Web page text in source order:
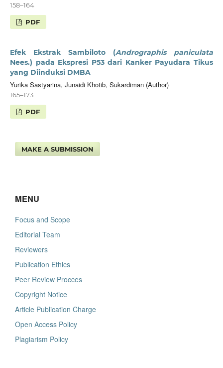
158–164
PDF
Efek Ekstrak Sambiloto (Andrographis paniculata
Nees.) pada Ekspresi P53 dari Kanker Payudara Tikus
yang Diinduksi DMBA
Yurika Sastyarina, Junaidi Khotib, Sukardiman (Author)
165–173
PDF
MAKE A SUBMISSION
MENU
Focus and Scope
Editorial Team
Reviewers
Publication Ethics
Peer Review Procces
Copyright Notice
Article Publication Charge
Open Access Policy
Plagiarism Policy